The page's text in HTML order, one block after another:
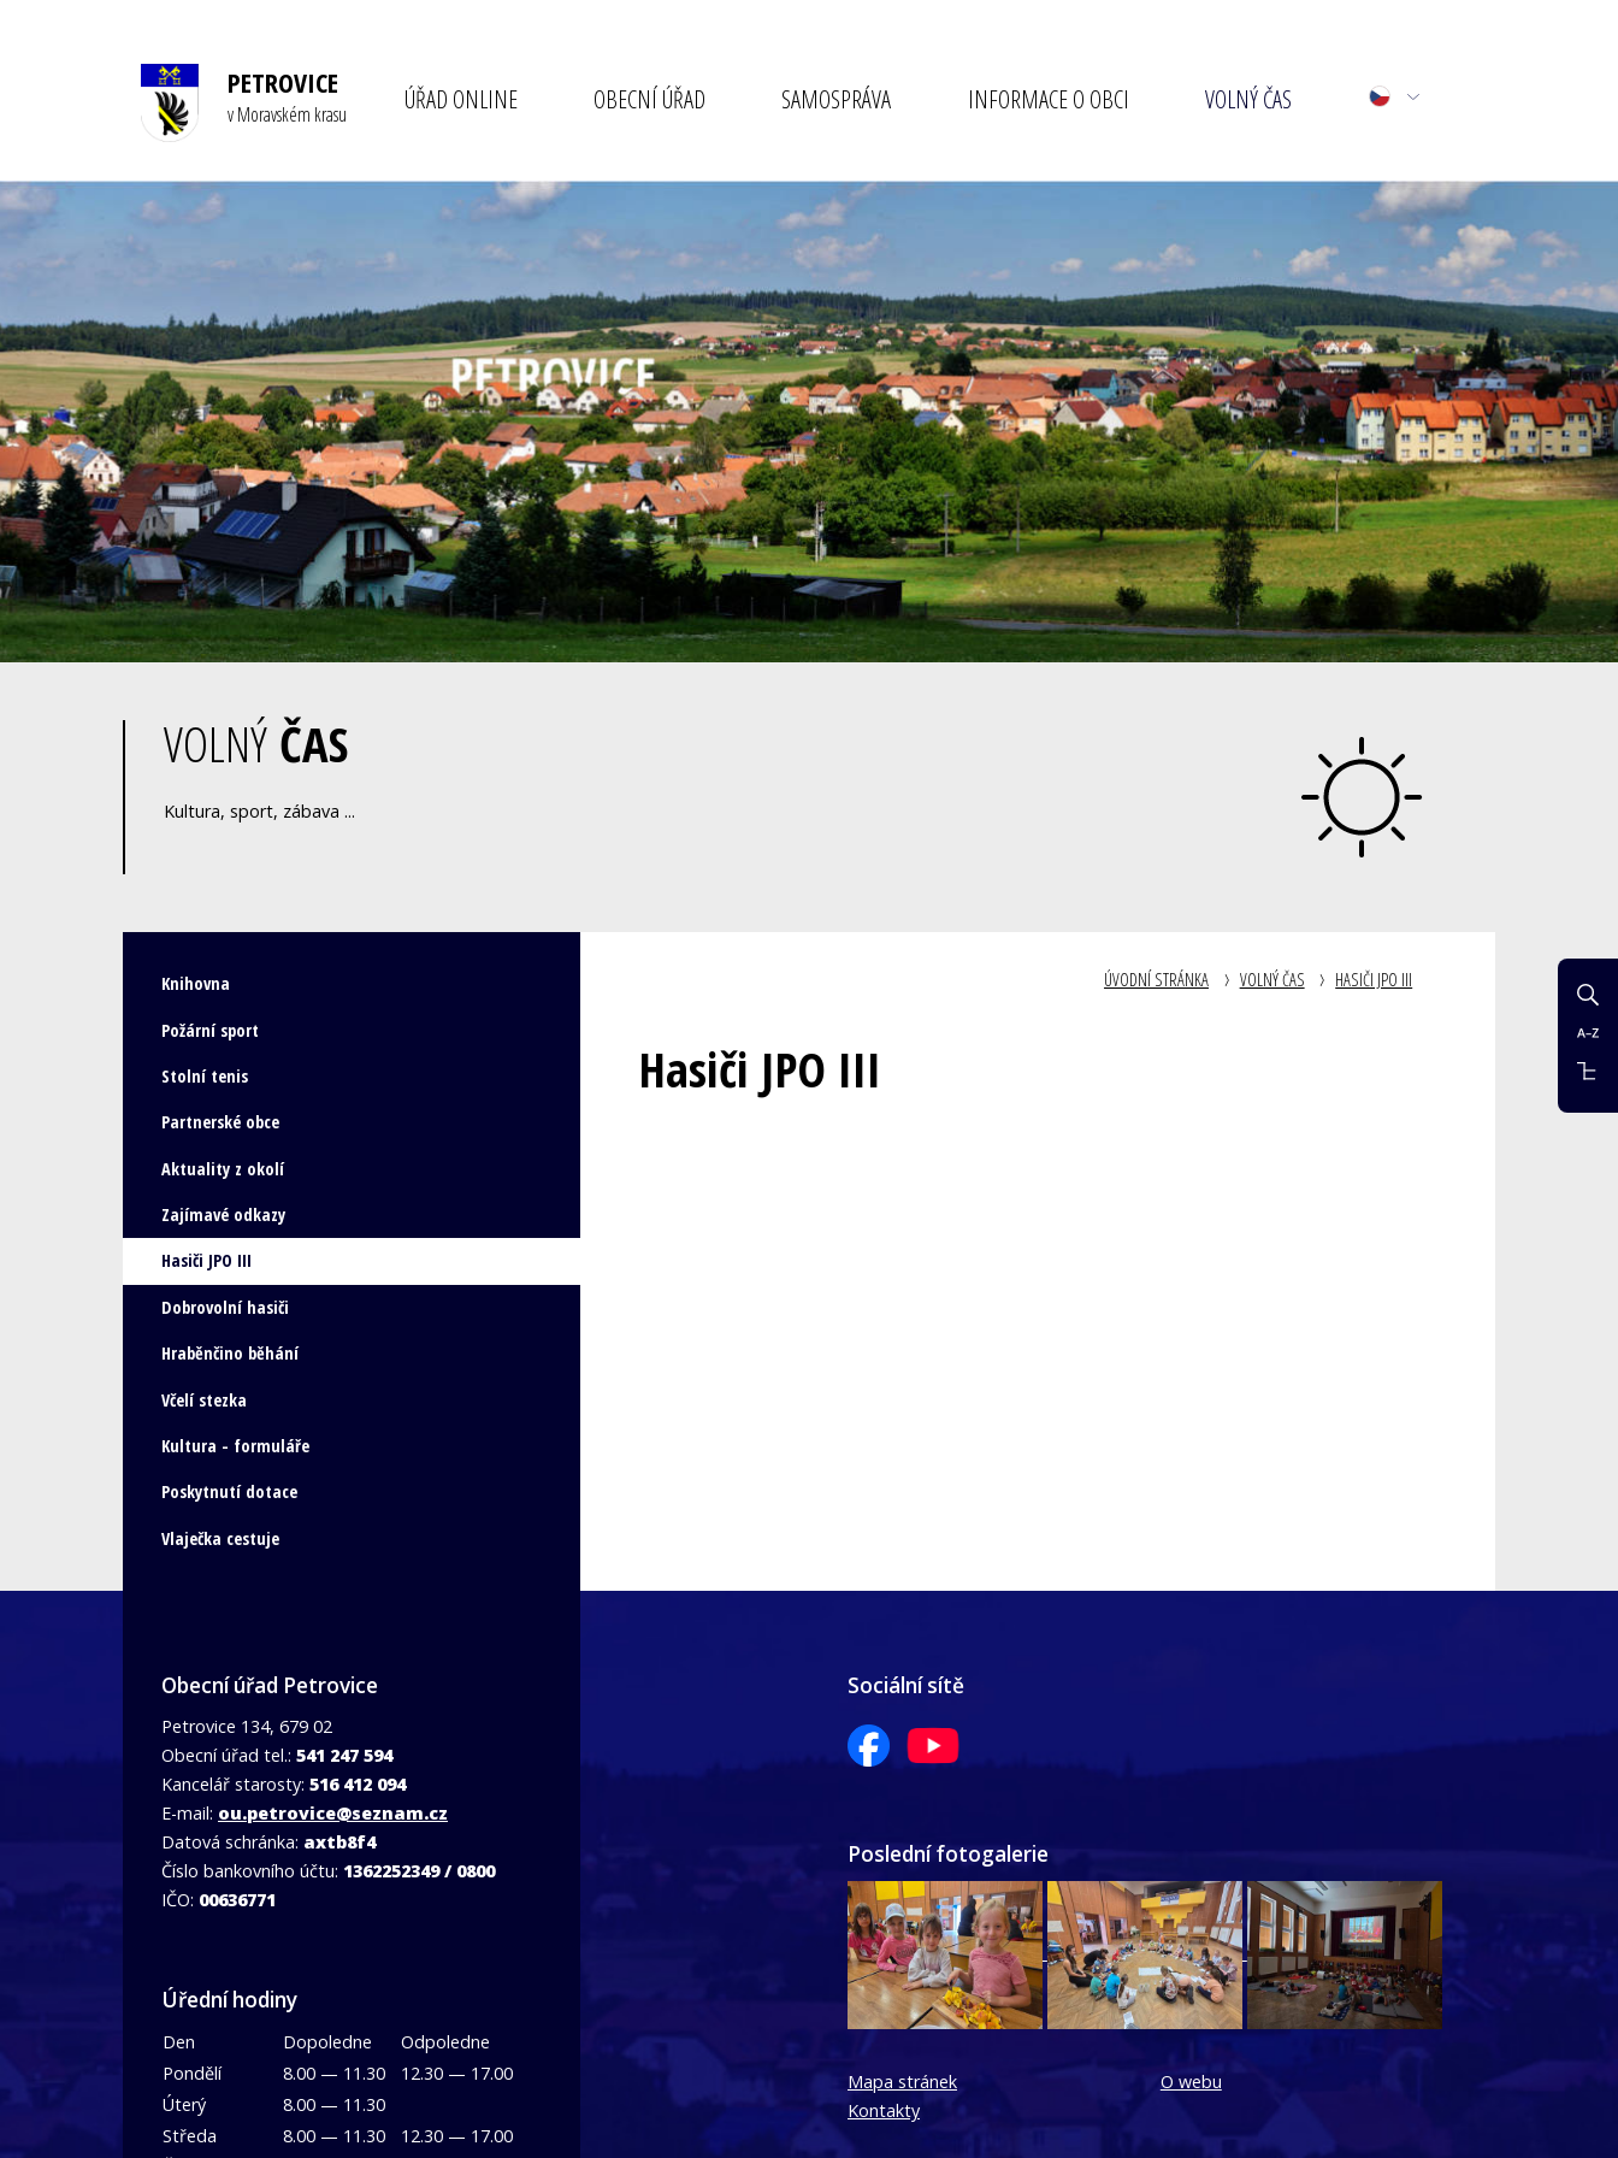
PETROVICE
v Moravském krasu ÚŘAD ONLINE OBECNÍ ÚŘAD SAMOSPRÁVA INFORMACE O OBCI VOLNÝ ČAS
VOLNÝ ČAS
Kultura, sport, zábava ...
ÚVODNÍ STRÁNKA VOLNÝ ČAS HASIČI JPO III
Hasiči JPO III
Knihovna
Požární sport
Stolní tenis
Partnerské obce
Aktuality z okolí
Zajímavé odkazy
Hasiči JPO III
Dobrovolní hasiči
Hraběnčino běhání
Včelí stezka
Kultura - formuláře
Poskytnutí dotace
Vlaječka cestuje
Obecní úřad Petrovice
Petrovice 134, 679 02
Obecní úřad tel.: 541 247 594
Kancelář starosty: 516 412 094
E-mail: ou.petrovice@seznam.cz
Datová schránka: axtb8f4
Číslo bankovního účtu: 1362252349 / 0800
IČO: 00636771
Úřední hodiny
Den Dopoledne
Odpoledne
Pondělí
8.00 — 11.30
12.30 — 17.00
Úterý
8.00 — 11.30
Středa
8.00 — 11.30
12.30 — 17.00
Sociální sítě
Poslední fotogalerie
Mapa stránek
Kontakty
O webu